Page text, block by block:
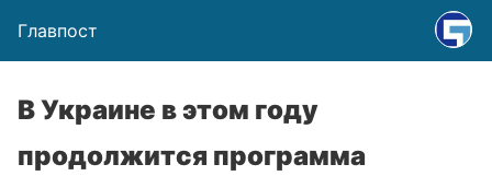
Главпост
В Украине в этом году
продолжится программа